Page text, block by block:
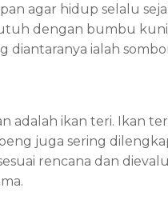
agar hidup selalu
dengan bumbu
diantaranya ialah
adalah ikan teri. Ikan
juga sering
rencana dan